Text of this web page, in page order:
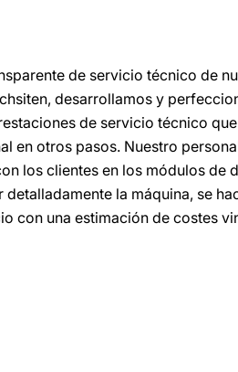
de servicio técnico de
desarrollamos y
de servicio técnico
en otros pasos. Nuestro
los clientes en los módulos de
detalladamente la máquina, se
con una estimación de costes